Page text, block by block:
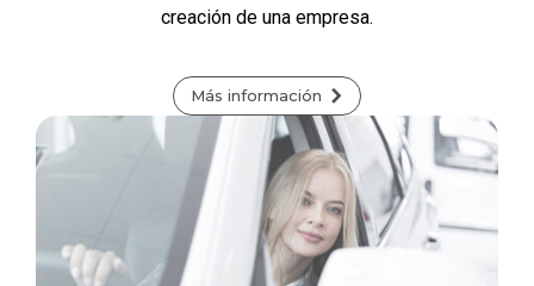
creación de una empresa.
Más información